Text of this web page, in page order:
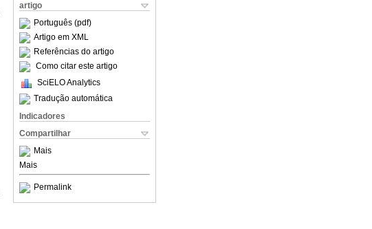
artigo
Português (pdf)
Artigo em XML
Referências do artigo
Como citar este artigo
SciELO Analytics
Tradução automática
Indicadores
Compartilhar
Mais
Mais
Permalink